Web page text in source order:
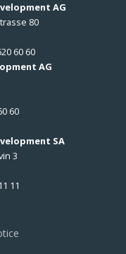
AG
80
60 60
AG
60
SA
3
11